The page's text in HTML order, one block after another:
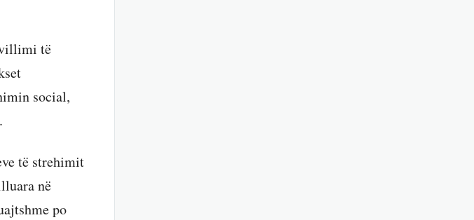
të
social,
të strehimit
në
po